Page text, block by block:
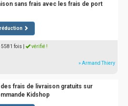
sans frais avec les frais de port
5581 fois vérifié !
» Armand Thiery
frais de livraison gratuits sur
Kidshop